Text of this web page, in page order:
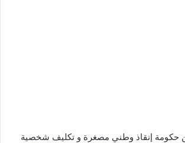
حكومة إنقاذ وطني مصغرة و تكليف شخصية